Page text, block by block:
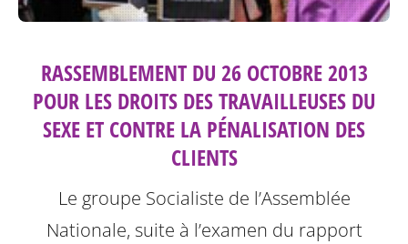
RASSEMBLEMENT DU 26 OCTOBRE 2013
POUR LES DROITS DES TRAVAILLEUSES DU
SEXE ET CONTRE LA PÉNALISATION DES
CLIENTS
Le groupe Socialiste de l’Assemblée
Nationale, suite à l’examen du rapport